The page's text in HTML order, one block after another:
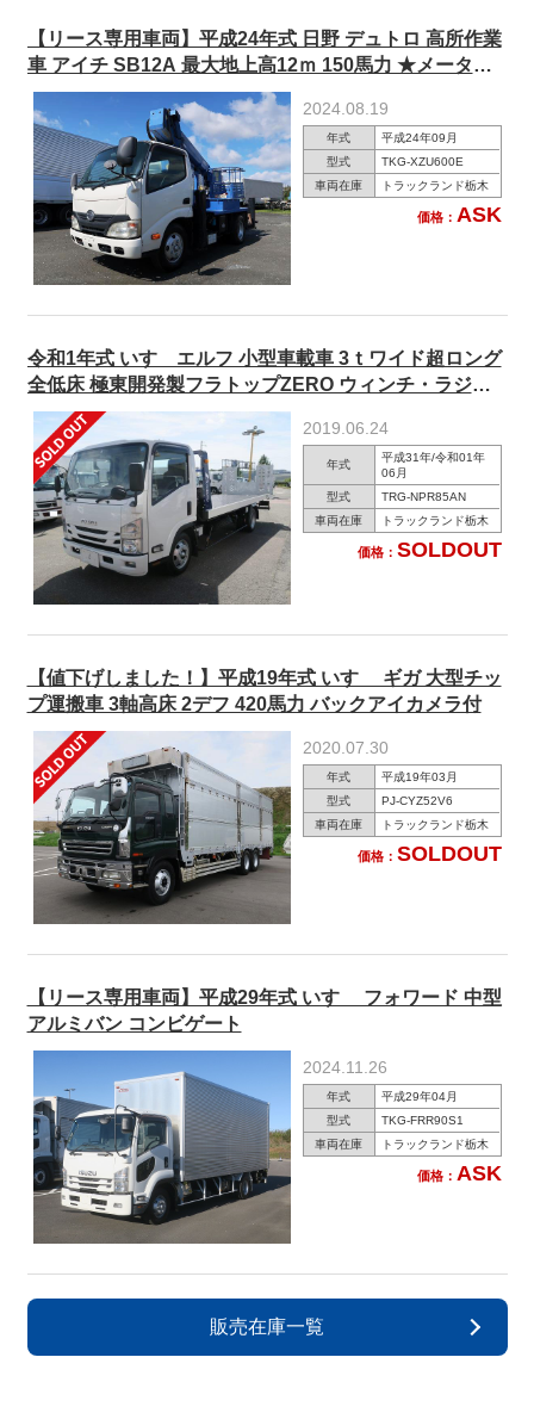
【リース専用車両】平成24年式 日野 デュトロ 高所作業
車 アイチ SB12A 最大地上高12ｍ 150馬力 ★メーター
実走行約2万km★【準中型免許対応 ※5t限定を除く】
2024.08.19
年式
平成24年09月
型式
TKG-XZU600E
車両在庫
トラックランド栃木
価格： ASK
令和1年式 いすゞエルフ 小型車載車 3ｔワイド超ロング
全低床 極東開発製フラトップZERO ウィンチ・ラジコ
ン付
2019.06.24
年式
平成31年/令和01年
06月
型式
TRG-NPR85AN
車両在庫
トラックランド栃木
価格： SOLDOUT
【値下げしました！】平成19年式 いすゞ ギガ 大型チッ
プ運搬車 3軸高床 2デフ 420馬力 バックアイカメラ付
2020.07.30
年式
平成19年03月
型式
PJ-CYZ52V6
車両在庫
トラックランド栃木
価格： SOLDOUT
【リース専用車両】平成29年式 いすゞ フォワード 中型
アルミバン コンビゲート
2024.11.26
年式
平成29年04月
型式
TKG-FRR90S1
車両在庫
トラックランド栃木
価格： ASK
販売在庫一覧